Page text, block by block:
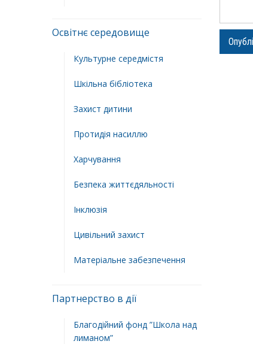
Освітнє середовище
Культурне середмістя
Шкільна бібліотека
Захист дитини
Протидія насиллю
Харчування
Безпека життєдяльності
Інклюзія
Цивільний захист
Матеріальне забезпечення
Партнерство в дії
Благодійний фонд ”Школа над
лиманом”